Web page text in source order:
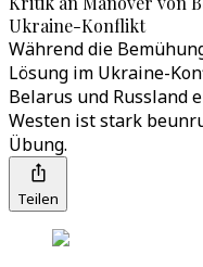
Ukraine-Konflikt
Während die
Lösung im Ukraine-
Belarus und Russland
Westen ist stark
Übung.
Teilen